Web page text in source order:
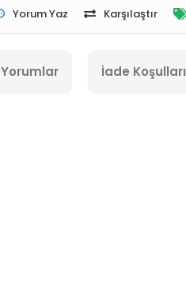
Yorum Yaz Karşılaştır
Yorumlar İade Koşulları